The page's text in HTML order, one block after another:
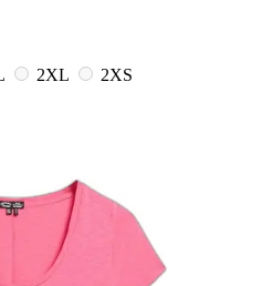
2XL
2XS